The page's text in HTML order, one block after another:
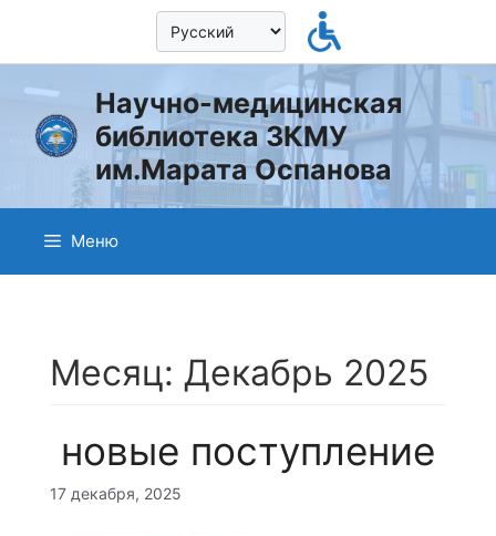
Научно-медицинская
библиотека ЗКМУ
им.Марата Оспанова
Меню
Месяц: Декабрь 2025
новые поступление
17 декабря, 2025